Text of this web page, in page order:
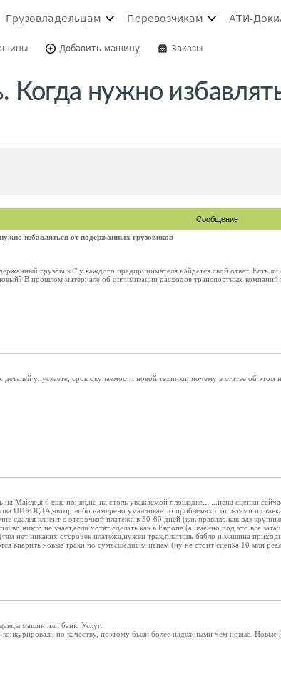
Грузовладельцам Перевозчикам АТИ-Доки
Добавить машину Заказы
Когда нужно
Сообщение
избавляться от подержанных грузовиков
грузовик?" у каждого предпринимателя найдется свой ответ. Есть
В прошлом материале об оптимизации расходов транспортных компаний
упускаете, срок окупаемости новой техники, почему в статье об
на Майле,я б еще понял,но на столь уважаемой площадке.......цена сцепки
НИКОГДА,автор либо намерено умалчивает о проблемах с оплатами и
сдался клиент с отсрочкой платежа в 30-60 дней (как правило как раз
не знает,если хотят сделать как в Европе (а именно под это все
нет никаких отсрочек платежа,нужен трак,платишь бабло и машина
впарить новые траки по сумасшедшим ценам (ну не стоит сцепка 10 млн
машин или банк. Услуг.
по качеству, поэтому были более надежными чем новые.